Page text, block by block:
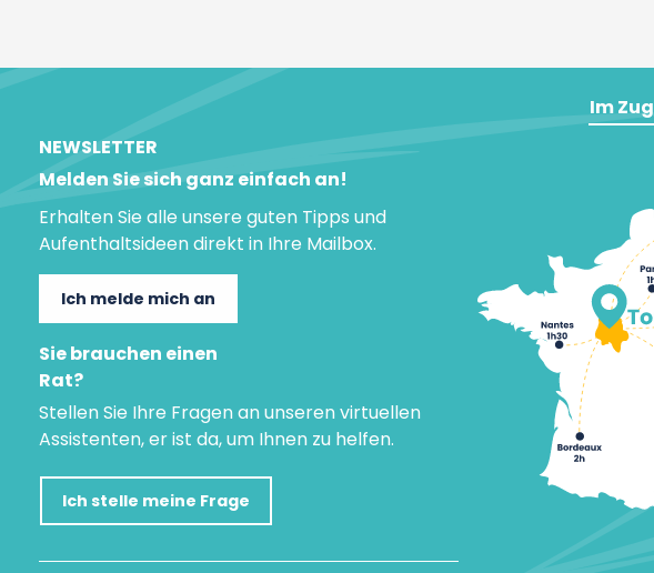
NEWSLETTER
Melden Sie sich ganz einfach an!
Erhalten Sie alle unsere guten Tipps und
Aufenthaltsideen direkt in Ihre Mailbox.
Ich melde mich an
Sie brauchen einen
Rat?
Stellen Sie Ihre Fragen an unseren virtuellen
Assistenten, er ist da, um Ihnen zu helfen.
Ich stelle meine Frage
Im Zug